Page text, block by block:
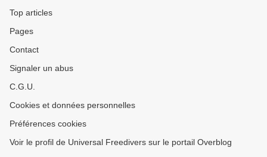
Top articles
Pages
Contact
Signaler un abus
C.G.U.
Cookies et données personnelles
Préférences cookies
Voir le profil de Universal Freedivers sur le portail Overblog